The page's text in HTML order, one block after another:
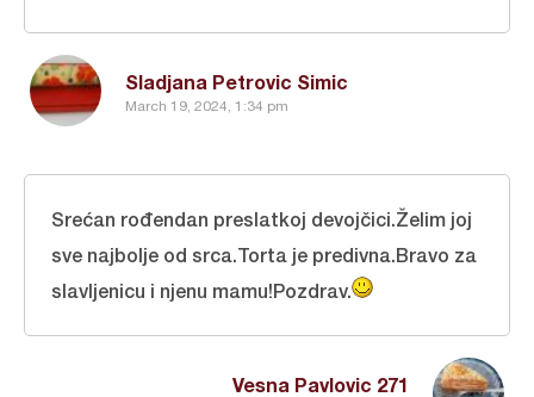
Sladjana Petrovic Simic
March 19, 2024, 1:34 pm
Vesna Pavlovic 271
Srećan rođendan preslatkoj devojčici.Želim joj
sve najbolje od srca.Torta je predivna.Bravo za
slavljenicu i njenu mamu!Pozdrav.